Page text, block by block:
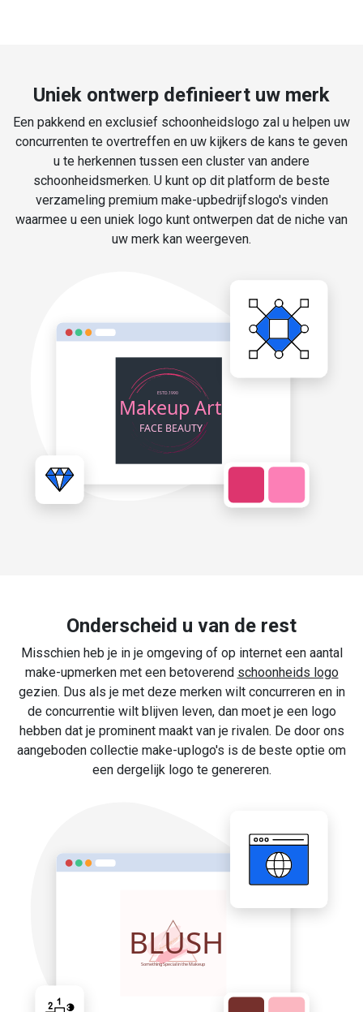
Uniek ontwerp definieert uw merk
Een pakkend en exclusief schoonheidslogo zal u helpen uw
concurrenten te overtreffen en uw kijkers de kans te geven
u te herkennen tussen een cluster van andere
schoonheidsmerken. U kunt op dit platform de beste
verzameling premium make-upbedrijfslogo's vinden
waarmee u een uniek logo kunt ontwerpen dat de niche van
uw merk kan weergeven.
Onderscheid u van de rest
Misschien heb je in je omgeving of op internet een aantal
make-upmerken met een betoverend schoonheids logo
gezien. Dus als je met deze merken wilt concurreren en in
de concurrentie wilt blijven leven, dan moet je een logo
hebben dat je prominent maakt van je rivalen. De door ons
aangeboden collectie make-uplogo's is de beste optie om
een dergelijk logo te genereren.